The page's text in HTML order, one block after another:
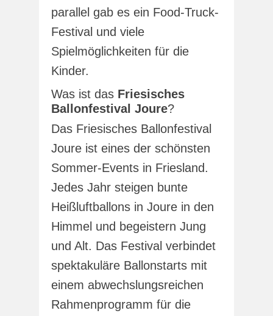
parallel gab es ein Food-Truck-
Festival und viele
Spielmöglichkeiten für die
Kinder.
Was ist das Friesisches
Ballonfestival Joure?
Das Friesisches Ballonfestival
Joure ist eines der schönsten
Sommer-Events in Friesland.
Jedes Jahr steigen bunte
Heißluftballons in Joure in den
Himmel und begeistern Jung
und Alt. Das Festival verbindet
spektakuläre Ballonstarts mit
einem abwechslungsreichen
Rahmenprogramm für die